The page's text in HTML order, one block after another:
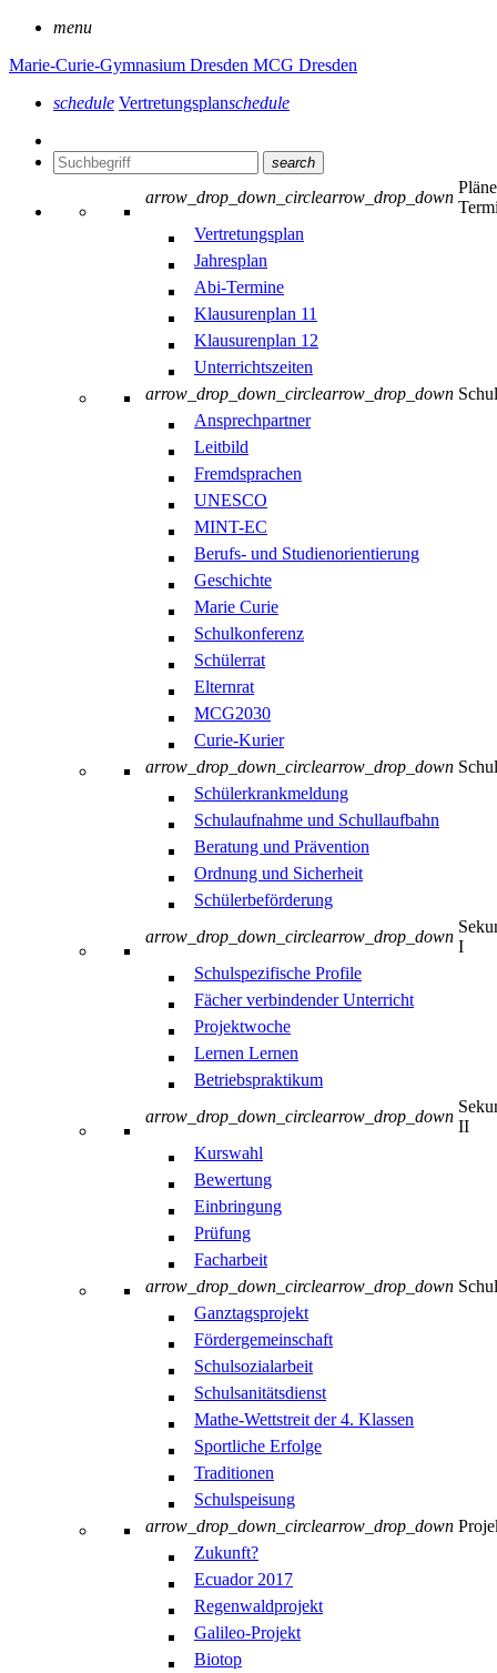
menu
Marie-Curie-Gymnasium Dresden MCG Dresden
schedule Vertretungsplanschedule
search
arrow_drop_down_circlearrow_drop_down
Vertretungsplan
Jahresplan
Abi-Termine
Klausurenplan 11
Klausurenplan 12
Unterrichtszeiten
arrow_drop_down_circlearrow_drop_down
Ansprechpartner
Leitbild
Fremdsprachen
UNESCO
MINT-EC
Berufs- und Studienorientierung
Geschichte
Marie Curie
Schulkonferenz
Schülerrat
Elternrat
MCG2030
Curie-Kurier
arrow_drop_down_circlearrow_drop_down
Schülerkrankmeldung
Schulaufnahme und Schullaufbahn
Beratung und Prävention
Ordnung und Sicherheit
Schülerbeförderung
arrow_drop_down_circlearrow_drop_down
I
Schulspezifische Profile
Fächer verbindender Unterricht
Projektwoche
Lernen Lernen
Betriebspraktikum
arrow_drop_down_circlearrow_drop_down
II
Kurswahl
Bewertung
Einbringung
Prüfung
Facharbeit
arrow_drop_down_circlearrow_drop_down
Ganztagsprojekt
Fördergemeinschaft
Schulsozialarbeit
Schulsanitätsdienst
Mathe-Wettstreit der 4. Klassen
Sportliche Erfolge
Traditionen
Schulspeisung
arrow_drop_down_circlearrow_drop_down
Zukunft?
Ecuador 2017
Regenwaldprojekt
Galileo-Projekt
Biotop